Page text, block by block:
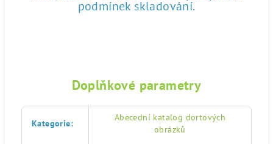
podmínek skladování.
Doplňkové parametry
Kategorie:
Abecední katalog dortových
obrázků